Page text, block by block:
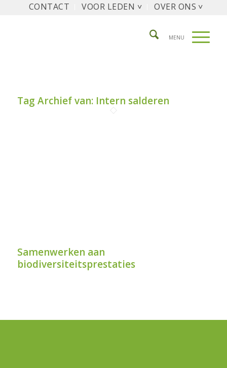
CONTACT VOOR LEDEN ˅ OVER ONS ˅
Tag Archief van: Intern salderen
Samenwerken aan
biodiversiteitsprestaties